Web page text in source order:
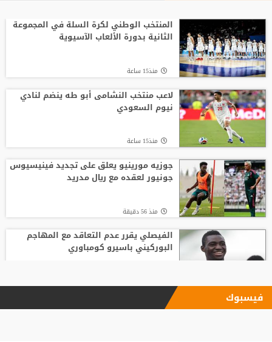
المنتخب الوطني لكرة السلة في المجموعة
الثانية بدورة الألعاب الآسيوية
منذ15 ساعة
لاعب منتخب النشامى أبو طه ينضم لنادي
نيوم السعودي
منذ15 ساعة
جوزيه مورينيو يعلق على تجديد فينيسيوس
جونيور لعقده مع ريال مدريد
منذ 56 دقيقة
الفيصلي يقرر عدم التعاقد مع المهاجم
البوركيني باسيرو كومباوري
ليفربول يحسم صفقة أراخو لاعب برشلونة فيسبوك